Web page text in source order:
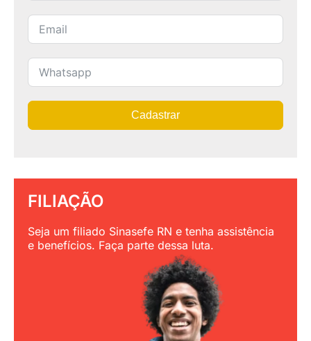
Cadastrar
FILIAÇÃO
Seja um filiado Sinasefe RN e tenha assistência
e benefícios. Faça parte dessa luta.